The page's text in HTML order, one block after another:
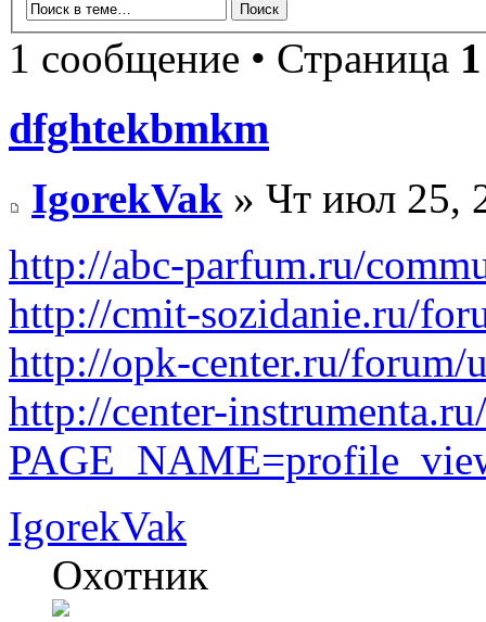
1 сообщение • Страница 1
dfghtekbmkm
IgorekVak » Чт июл 25,
http://abc-parfum.ru/
http://cmit-sozidanie.ru/
http://opk-center.ru/forum/
http://center-
IgorekVak
Охотник